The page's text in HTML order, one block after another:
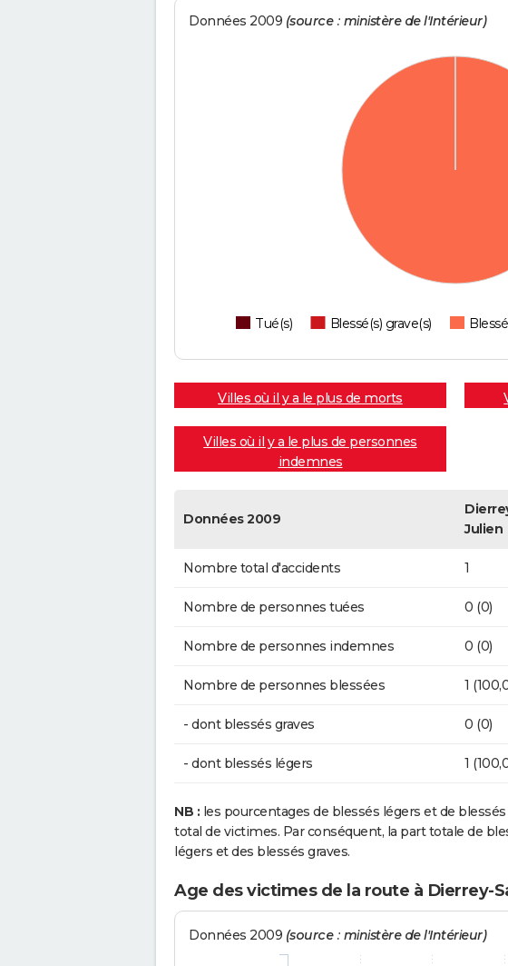
Données 2009 (source : ministère de l'Intérieur)
Tué(s) Blessé(s) grave(s)
Villes où il y a le plus de morts
Villes où il y a le plus de personnes
indemnes
Données 2009
Julien
Nombre total d'accidents 1
Nombre de personnes tuées 0 (0)
Nombre de personnes indemnes 0 (0)
Nombre de personnes blessées 1
- dont blessés graves 0 (0)
- dont blessés légers 1
NB : les pourcentages de blessés légers et de
total de victimes. Par conséquent, la part totale de
légers et des blessés graves.
Age des victimes de la route à Dierrey-
Données 2009 (source : ministère de l'Intérieur)